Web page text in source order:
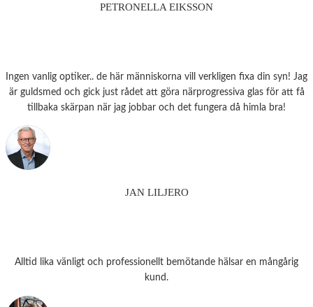
PETRONELLA EIKSSON
Ingen vanlig optiker.. de här människorna vill verkligen fixa din syn! Jag
är guldsmed och gick just rådet att göra närprogressiva glas för att få
tillbaka skärpan när jag jobbar och det fungera då himla bra!
JAN LILJERO
Alltid lika vänligt och professionellt bemötande hälsar en mångårig
kund.